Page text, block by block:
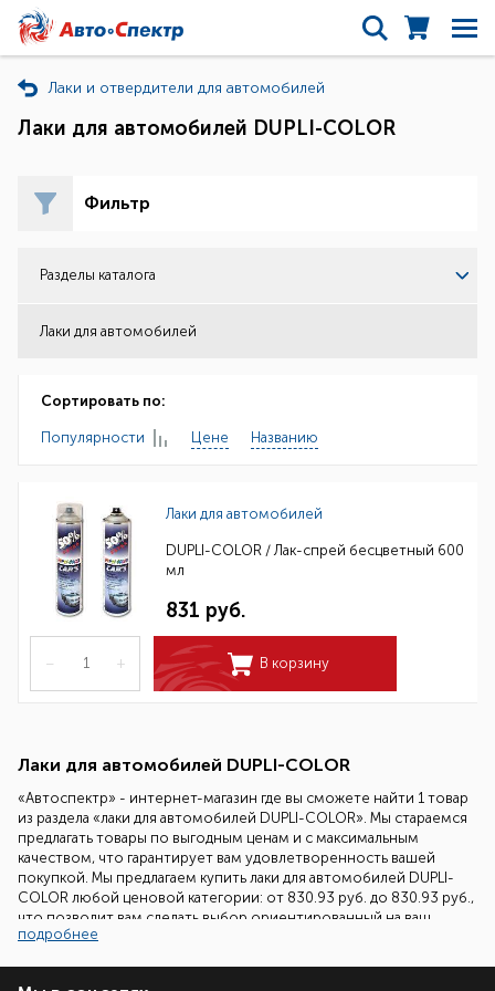
Лаки и отвердители для автомобилей
Лаки для автомобилей DUPLI-COLOR
Фильтр
Разделы каталога
Лаки для автомобилей
Сортировать по:
Популярности Цене Названию
Лаки для автомобилей
DUPLI-COLOR / Лак-спрей бесцветный 600
мл
831 руб.
– + В корзину
Лаки для автомобилей DUPLI-COLOR
«Автоспектр» - интернет-магазин где вы сможете найти 1 товар
из раздела «лаки для автомобилей DUPLI-COLOR». Мы стараемся
предлагать товары по выгодным ценам и с максимальным
качеством, что гарантирует вам удовлетворенность вашей
покупкой. Мы предлагаем купить лаки для автомобилей DUPLI-
COLOR любой ценовой категории: от 830.93 руб. до 830.93 руб.,
что позволит вам сделать выбор ориентированный на ваш
бюджет.
Наши специалисты всегда готовы помочь вам подобрать
подробнее